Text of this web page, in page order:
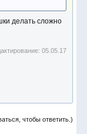
делать сложно
05.05.17
чтобы ответить.)